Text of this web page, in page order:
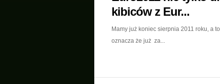
kibiców z Eur...
Mamy już koniec sierpnia 2011 roku, a to
oznacza że już za...